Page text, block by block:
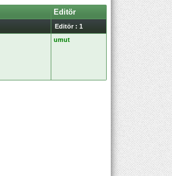
Editör
Editör : 1
umut